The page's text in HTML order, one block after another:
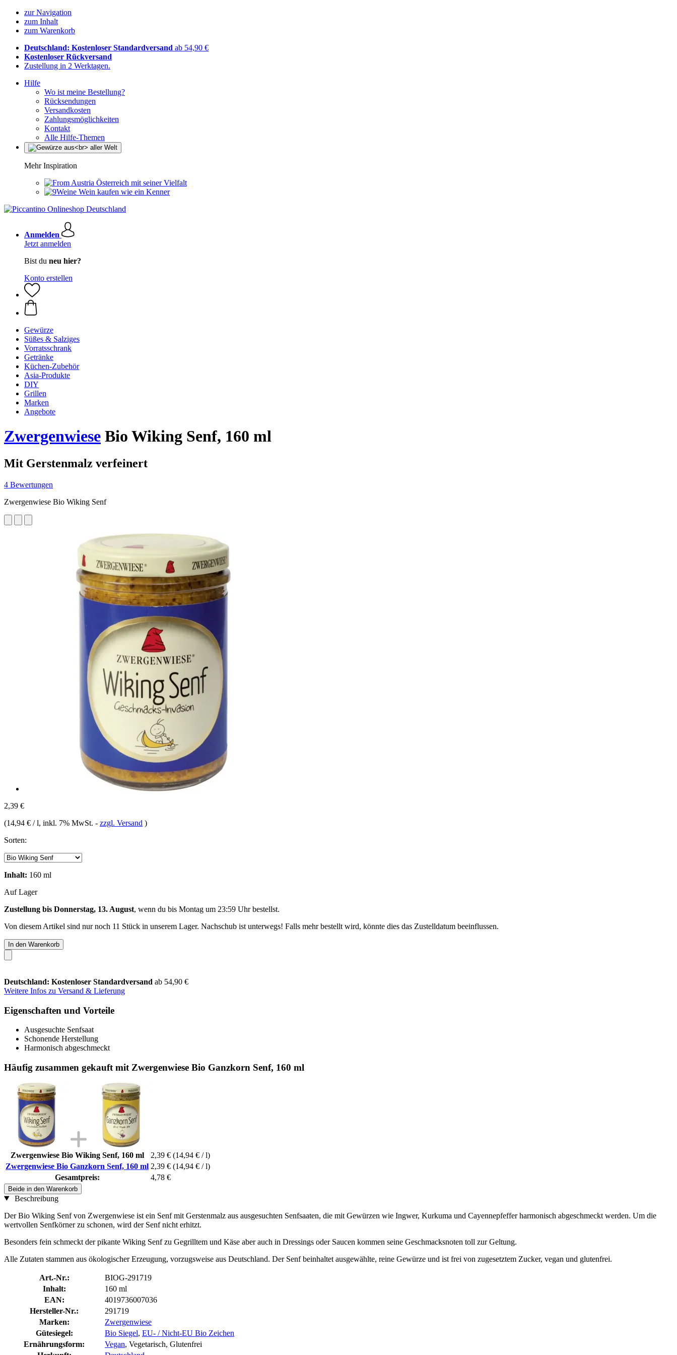
zur Navigation
zum Inhalt
zum Warenkorb
Deutschland: Kostenloser Standardversand ab 54,90 €
Kostenloser Rückversand
Zustellung in 2 Werktagen.
Hilfe
Wo ist meine Bestellung?
Rücksendungen
Versandkosten
Zahlungsmöglichkeiten
Kontakt
Alle Hilfe-Themen
Mehr Inspiration
Österreich mit seiner Vielfalt
Wein kaufen wie ein Kenner
Anmelden
Jetzt anmelden
Bist du neu hier?
Konto erstellen
Gewürze
Süßes & Salziges
Vorratsschrank
Getränke
Küchen-Zubehör
Asia-Produkte
DIY
Grillen
Marken
Angebote
Zwergenwiese Bio Wiking Senf, 160 ml
Mit Gerstenmalz verfeinert
4 Bewertungen
Zwergenwiese Bio Wiking Senf
2,39 €
(14,94 € / l, inkl. 7% MwSt. - zzgl. Versand )
Sorten:
Inhalt: 160 ml
Auf Lager
Zustellung bis Donnerstag, 13. August, wenn du bis Montag um 23:59 Uhrbestellst.
Von diesem Artikel sind nur noch 11 Stück in unserem Lager. Nachschub ist unterwegs! Falls mehr bestellt wird, könnte dies das Zustelldatum beeinflussen.
In den Warenkorb
Deutschland: Kostenloser Standardversand ab 54,90 €
Weitere Infos zu Versand & Lieferung
Eigenschaften und Vorteile
Ausgesuchte Senfsaat
Schonende Herstellung
Harmonisch abgeschmeckt
Häufig zusammen gekauft mit Zwergenwiese Bio Ganzkorn Senf, 160 ml
Zwergenwiese Bio Wiking Senf, 160 ml 2,39 € (14,94 € / l)
Zwergenwiese Bio Ganzkorn Senf, 160 ml 2,39 € (14,94 € / l)
Gesamtpreis:
4,78 €
Beide in den Warenkorb
Beschreibung
Der Bio Wiking Senf von Zwergenwiese ist ein Senf mit Gerstenmalz aus ausgesuchten Senfsaaten, die mit Gewürzen wie Ingwer, Kurkuma und Cayennepfeffer harmonisch abgeschmeckt werden. Um die
wertvollen Senfkörner zu schonen, wird der Senf nicht erhitzt.
Besonders fein schmeckt der pikante Wiking Senf zu Gegrilltem und Käse aber auch in Dressings oder Saucen kommen seine Geschmacksnoten toll zur Geltung.
Alle Zutaten stammen aus ökologischer Erzeugung, vorzugsweise aus Deutschland. Der Senf beinhaltet ausgewählte, reine Gewürze und ist frei von zugesetztem Zucker, vegan und glutenfrei.
Art.-Nr.:
BIOG-291719
Inhalt:
160 ml
EAN:
4019736007036
Hersteller-Nr.:
291719
Marken:
Zwergenwiese
Gütesiegel:
Bio Siegel, EU- / Nicht-EU Bio Zeichen
Ernährungsform:
Vegan, Vegetarisch, Glutenfrei